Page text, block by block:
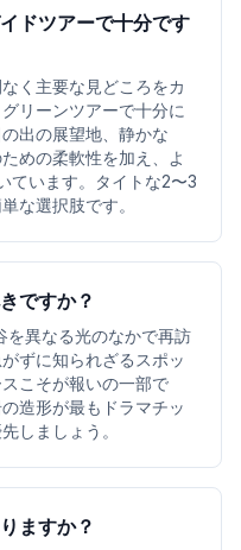
ドツアーで十分です
く主要な見どころをカ
リーンツアーで十分に
出の展望地、静かな
めの柔軟性を加え、よ
ています。タイトな2〜3
な選択肢です。
ですか？
を異なる光のなかで再訪
ずに知られざるスポッ
こそが報いの一部で
造形が最もドラマチッ
しましょう。
ますか？